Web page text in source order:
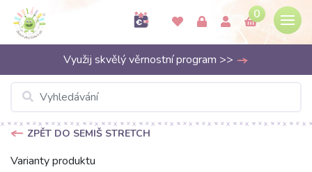
0
Využij skvělý věrnostní program >>
ZPĚT DO SEMIŠ STRETCH
Varianty produktu